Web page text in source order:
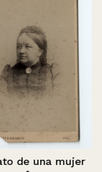
de una mujer